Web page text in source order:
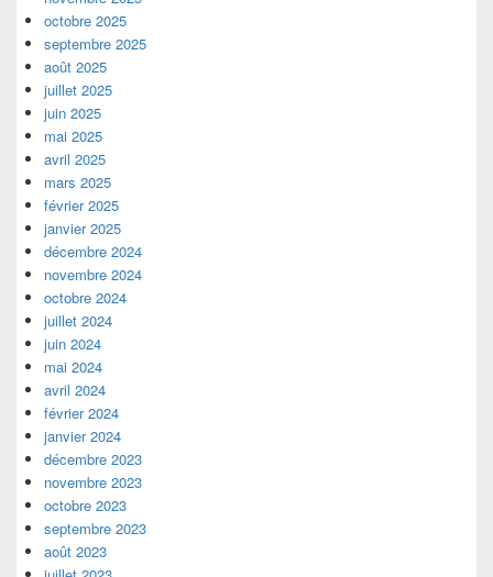
octobre 2025
septembre 2025
août 2025
juillet 2025
juin 2025
mai 2025
avril 2025
mars 2025
février 2025
janvier 2025
décembre 2024
novembre 2024
octobre 2024
juillet 2024
juin 2024
mai 2024
avril 2024
février 2024
janvier 2024
décembre 2023
novembre 2023
octobre 2023
septembre 2023
août 2023